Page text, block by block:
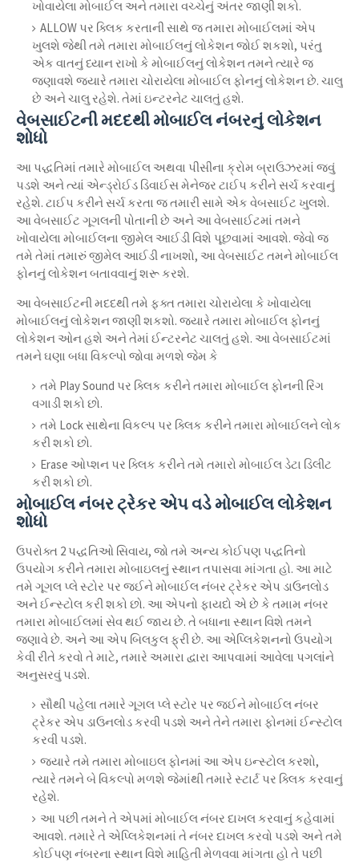
ખોવાયેલા મોબાઈલ અને તમારા વચ્ચેનું અંતર જાણી શકો.
ALLOW પર ક્લિક કરતાની સાથે જ તમારા મોબાઈલમાં એપ
ખુલશે જેથી તમે તમારા મોબાઈલનું લોકેશન જોઈ શકશો, પરંતુ
એક વાતનું ધ્યાન રાખો કે મોબાઈલનું લોકેશન તમને ત્યારે જ
જણાવશે જ્યારે તમારા ચોરાયેલા મોબાઈલ ફોનનું લોકેશન છે. ચાલુ
છે અને ચાલુ રહેશે. તેમાં ઇન્ટરનેટ ચાલતું હશે.
વેબસાઈટની મદદથી મોબાઈલ નંબરનું લોકેશન
શોધો
આ પદ્ધતિમાં તમારે મોબાઈલ અથવા પીસીના ક્રોમ બ્રાઉઝરમાં જવું
પડશે અને ત્યાં એન્ડ્રોઈડ ડિવાઈસ મેનેજર ટાઈપ કરીને સર્ચ કરવાનું
રહેશે. ટાઈપ કરીને સર્ચ કરતા જ તમારી સામે એક વેબસાઈટ ખુલશે.
આ વેબસાઈટ ગૂગલની પોતાની છે અને આ વેબસાઈટમાં તમને
ખોવાયેલા મોબાઈલના જીમેલ આઈડી વિશે પૂછવામાં આવશે. જેવો જ
તમે તેમાં તમારું જીમેલ આઈડી નાખશો, આ વેબસાઈટ તમને મોબાઈલ
ફોનનું લોકેશન બતાવવાનું શરૂ કરશે.
આ વેબસાઈટની મદદથી તમે ફક્ત તમારા ચોરાયેલા કે ખોવાયેલા
મોબાઈલનું લોકેશન જાણી શકશો. જ્યારે તમારા મોબાઈલ ફોનનું
લોકેશન ઓન હશે અને તેમાં ઈન્ટરનેટ ચાલતું હશે. આ વેબસાઈટમાં
તમને ઘણા બધા વિકલ્પો જોવા મળશે જેમ કે
તમે Play Sound પર ક્લિક કરીને તમારા મોબાઈલ ફોનની રિંગ
વગાડી શકો છો.
તમે Lock સાથેના વિકલ્પ પર ક્લિક કરીને તમારા મોબાઈલને લોક
કરી શકો છો.
Erase ઓપ્શન પર ક્લિક કરીને તમે તમારો મોબાઈલ ડેટા ડિલીટ
કરી શકો છો.
મોબાઈલ નંબર ટ્રેકર એપ વડે મોબાઈલ લોકેશન
શોધો
ઉપરોક્ત 2 પદ્ધતિઓ સિવાય, જો તમે અન્ય કોઈપણ પદ્ધતિનો
ઉપયોગ કરીને તમારા મોબાઇલનું સ્થાન તપાસવા માંગતા હો. આ માટે
તમે ગૂગલ પ્લે સ્ટોર પર જઈને મોબાઈલ નંબર ટ્રેકર એપ ડાઉનલોડ
અને ઈન્સ્ટોલ કરી શકો છો. આ એપનો ફાયદો એ છે કે તમામ નંબર
તમારા મોબાઈલમાં સેવ થઈ જાય છે. તે બધાના સ્થાન વિશે તમને
જણાવે છે. અને આ એપ બિલકુલ ફ્રી છે. આ એપ્લિકેશનનો ઉપયોગ
કેવી રીતે કરવો તે માટે, તમારે અમારા દ્વારા આપવામાં આવેલા પગલાંને
અનુસરવું પડશે.
સૌથી પહેલા તમારે ગૂગલ પ્લે સ્ટોર પર જઈને મોબાઈલ નંબર
ટ્રેકર એપ ડાઉનલોડ કરવી પડશે અને તેને તમારા ફોનમાં ઈન્સ્ટોલ
કરવી પડશે.
જ્યારે તમે તમારા મોબાઇલ ફોનમાં આ એપ ઇન્સ્ટોલ કરશો,
ત્યારે તમને બે વિકલ્પો મળશે જેમાંથી તમારે સ્ટાર્ટ પર ક્લિક કરવાનું
રહેશે.
આ પછી તમને તે એપમાં મોબાઈલ નંબર દાખલ કરવાનું કહેવામાં
આવશે. તમારે તે એપ્લિકેશનમાં તે નંબર દાખલ કરવો પડશે અને તમે
કોઈપણ નંબરના સ્થાન વિશે માહિતી મેળવવા માંગતા હો તે પછી